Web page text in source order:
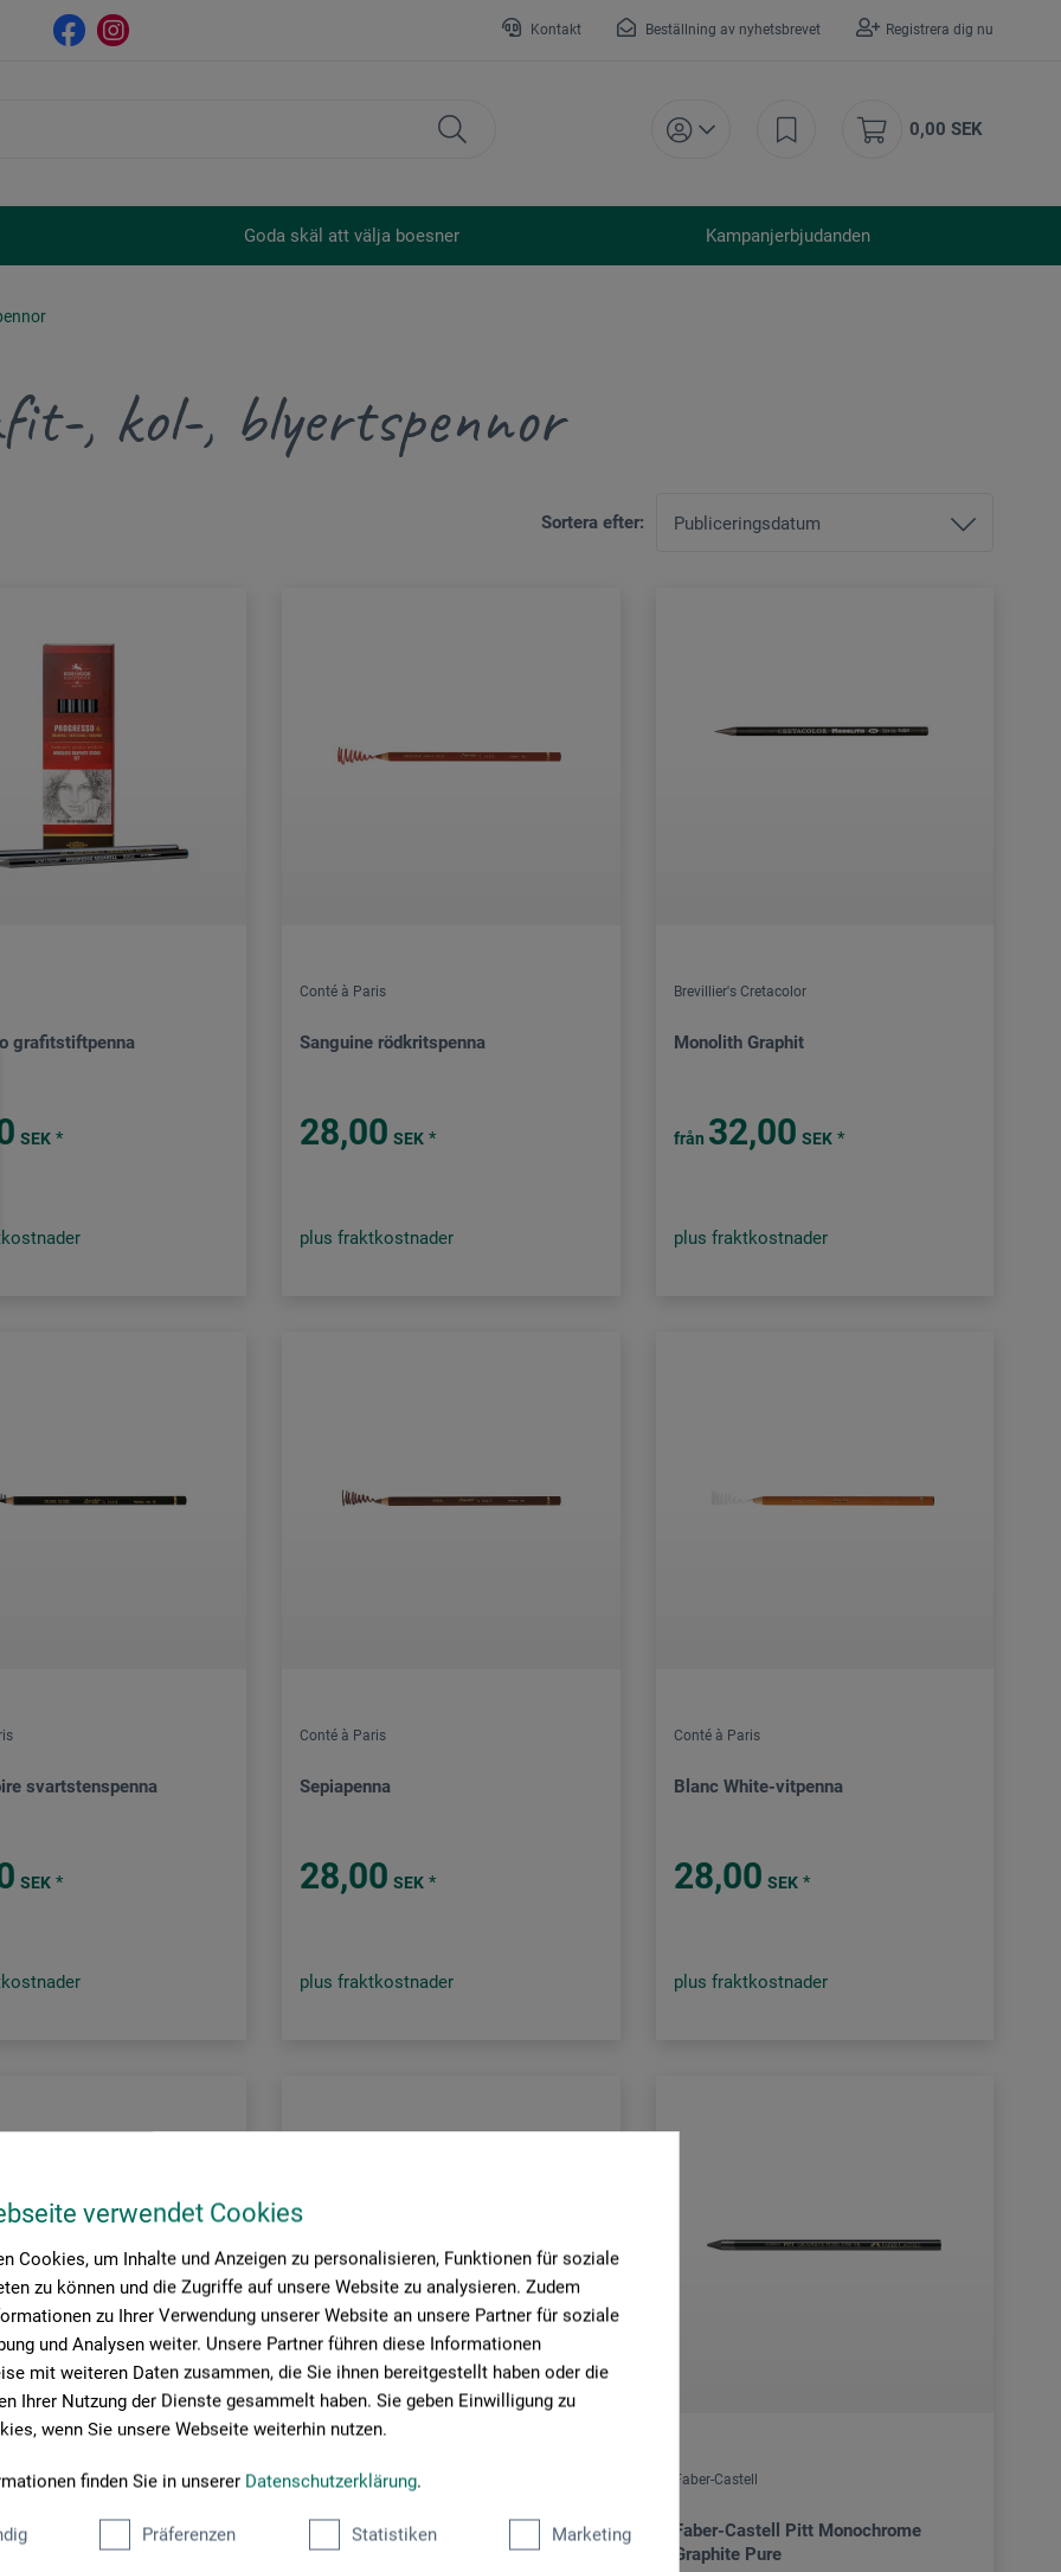
verwendet Cookies
Cookies, um Inhalte und Anzeigen zu personalisieren, Funktionen für soziale
zu können und die Zugriffe auf unsere Website zu analysieren. Zudem
zu Ihrer Verwendung unserer Website an unsere Partner für soziale
und Analysen weiter. Unsere Partner führen diese Informationen
mit weiteren Daten zusammen, die Sie ihnen bereitgestellt haben oder die
Ihrer Nutzung der Dienste gesammelt haben. Sie geben Einwilligung zu
wenn Sie unsere Webseite weiterhin nutzen.
finden Sie in unserer Datenschutzerklärung.
Präferenzen Statistiken Marketing
Kontakt Beställning av nyhetsbrevet Registrera dig nu
0,00 SEK
Goda skäl att välja boesner Kampanjerbjudanden
, kol-, blyertspennor
Sortera efter:
grafitstiftpenna
SEK *
Conté à Paris
Sanguine rödkritspenna
28,00 SEK *
plus fraktkostnader
Brevillier's Cretacolor
Monolith Graphit
från 32,00 SEK *
plus fraktkostnader
svartstenspenna
SEK *
Conté à Paris
Sepiapenna
28,00 SEK *
plus fraktkostnader
Conté à Paris
Blanc White-vitpenna
28,00 SEK *
plus fraktkostnader
Faber-Castell
Pitt monokromt ritkol
Faber-Castell
Faber-Castell Pitt Monochrome
Graphite Pure